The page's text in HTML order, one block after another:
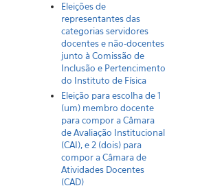
Eleições de
representantes das
categorias servidores
docentes e não-docentes
junto à Comissão de
Inclusão e Pertencimento
do Instituto de Física
Eleição para escolha de 1
(um) membro docente
para compor a Câmara
de Avaliação Institucional
(CAI), e 2 (dois) para
compor a Câmara de
Atividades Docentes
(CAD)